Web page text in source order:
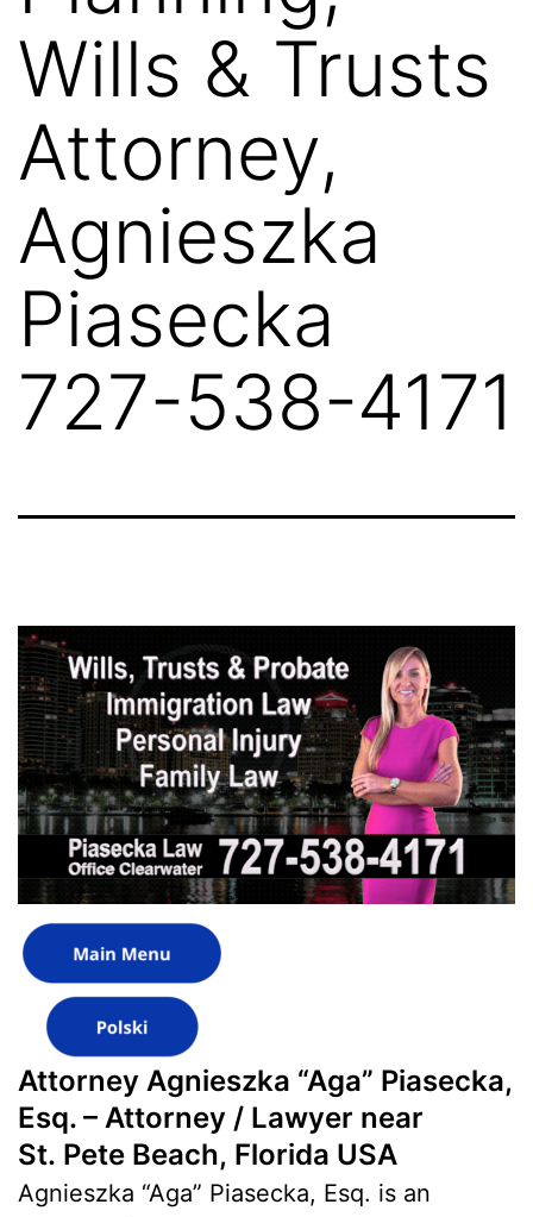
Wills & Trusts
Attorney,
Agnieszka
Piasecka
727-538-4171
Attorney Agnieszka “Aga” Piasecka,
Esq. – Attorney / Lawyer near
St. Pete Beach, Florida USA
Agnieszka “Aga” Piasecka, Esq. is an